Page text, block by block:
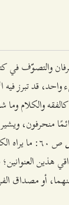
والتصوّف في
واحد، قد تبرز
والكلام وما
منحرفون،
ص ٦۰: ما
هذين
أو مصداق